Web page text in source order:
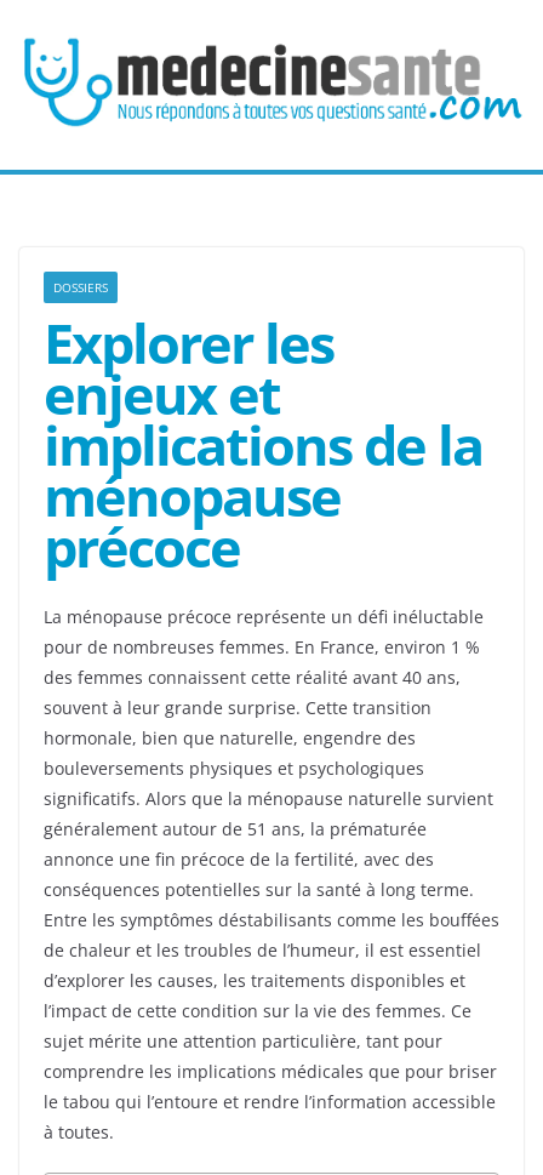
contenu
DOSSIERS
Explorer les
enjeux et
implications de la
ménopause
précoce
La ménopause précoce représente un défi inéluctable
pour de nombreuses femmes. En France, environ 1 %
des femmes connaissent cette réalité avant 40 ans,
souvent à leur grande surprise. Cette transition
hormonale, bien que naturelle, engendre des
bouleversements physiques et psychologiques
significatifs. Alors que la ménopause naturelle survient
généralement autour de 51 ans, la prématurée
annonce une fin précoce de la fertilité, avec des
conséquences potentielles sur la santé à long terme.
Entre les symptômes déstabilisants comme les bouffées
de chaleur et les troubles de l’humeur, il est essentiel
d’explorer les causes, les traitements disponibles et
l’impact de cette condition sur la vie des femmes. Ce
sujet mérite une attention particulière, tant pour
comprendre les implications médicales que pour briser
le tabou qui l’entoure et rendre l’information accessible
à toutes.